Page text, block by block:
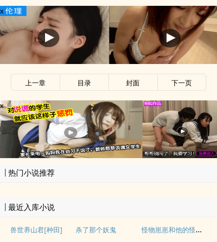
x
上一章 目录 封面 下一页
x
热门小说推荐
最近入库小说
兽世养山君[种田] 杀了那个妖鬼
怪物崽崽和他的怪物监护人